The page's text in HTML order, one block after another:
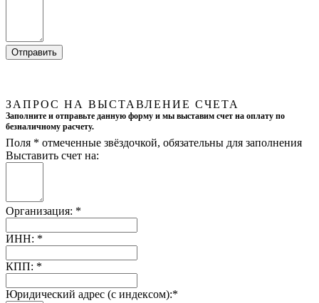
ЗАПРОС НА ВЫСТАВЛЕНИЕ СЧЕТА
Заполните и отправьте данную форму и мы выставим счет на оплату по
безналичному расчету.
Поля * отмеченные звёздочкой, обязательны для заполнения
Выставить счет на:
Организация: *
ИНН: *
КПП: *
Юридический адрес (с индексом):*